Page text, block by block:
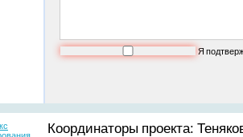
Я
Координаторы проекта: